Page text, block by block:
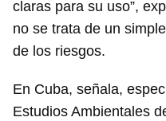
claras para su uso”,
no se trata de un
de los riesgos.
En Cuba, señala,
Estudios Ambientales